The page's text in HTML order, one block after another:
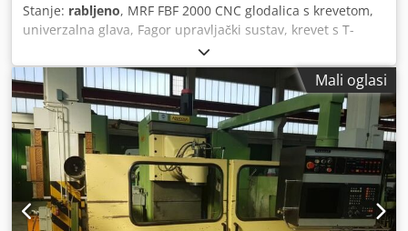
Stanje: rabljeno, MRF FBF 2000 CNC glodalica s krevetom,
univerzalna glava, Fagor upravljački sustav, krevet s T-
utorima 2000 mm x 500 mm, brzine 45-1700 o/min, vreteno
45 int, (6) držača alata, serijski broj 2000023, Intza
podmazivanje, Jet kočni sigurnosni sustav, nožna pedala za
upravljanje, međusobno zaključane zaštite stola,
međusobno zaključane zaštite vretena, ISOFLUC
servomotori, spremnik rashladne tekućine, (2)
samocentrirajuće stege postavljene na stolu. Dcodpfxox I
Sb Ao Adqok
Mali oglasi